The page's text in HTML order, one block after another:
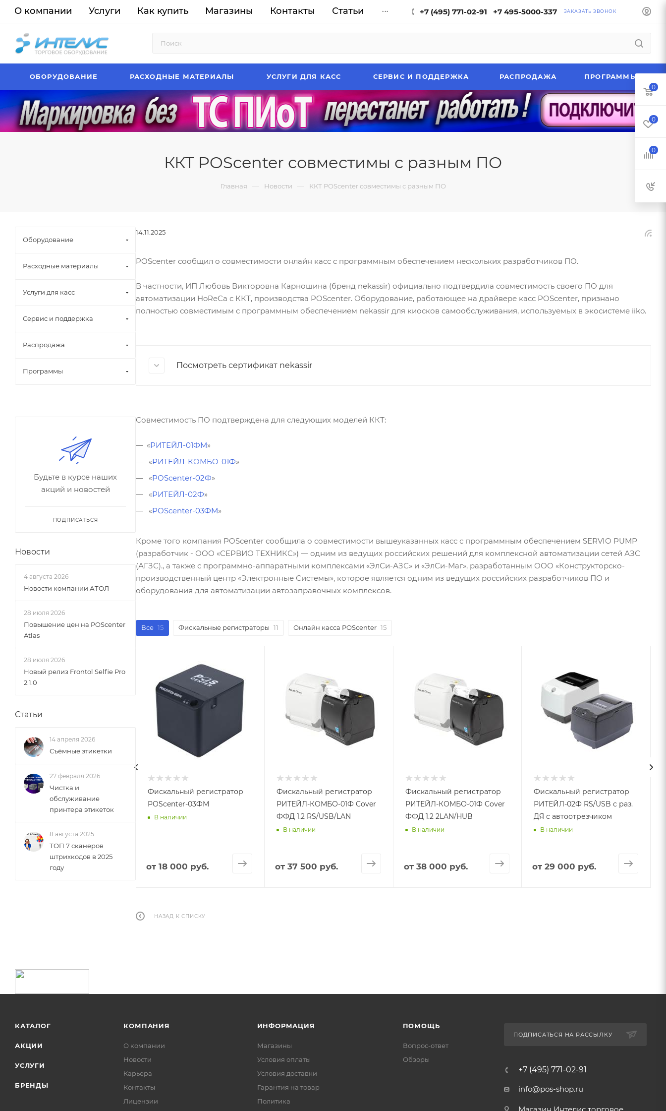
О компании Услуги Как купить Магазины Контакты Статьи ... +7 (495) 771-02-91 +7 495-5000-337 ЗАКАЗАТЬ ЗВОНОК
ОБОРУДОВАНИЕ РАСХОДНЫЕ МАТЕРИАЛЫ УСЛУГИ ДЛЯ КАСС СЕРВИС И ПОДДЕРЖКА РАСПРОДАЖА ПРОГРАММЫ
ККТ POScenter совместимы с разным ПО
Главная — Новости — ККТ POScenter совместимы с разным ПО
14.11.2025
POScenter сообщил о совместимости онлайн касс с программным обеспечением нескольких разработчиков ПО.
В частности, ИП Любовь Викторовна Карношина (бренд nekassir) официально подтвердила совместимость своего ПО для
автоматизации HoReCa с ККТ, производства POScenter. Оборудование, работающее на драйвере касс POScenter, признано
полностью совместимым с программным обеспечением nekassir для киосков самообслуживания, используемых в экосистеме iiko.
Посмотреть сертификат nekassir
Совместимость ПО подтверждена для следующих моделей ККТ:
«РИТЕЙЛ-01ФМ»
«РИТЕЙЛ-КОМБО-01Ф»
«POScenter-02Ф»
«РИТЕЙЛ-02Ф»
«POScenter-03ФМ»
Кроме того компания POScenter сообщила о совместимости вышеуказанных касс с программным обеспечением SERVIO PUMP
(разработчик - ООО «СЕРВИО ТЕХНИКС») — одним из ведущих российских решений для комплексной автоматизации сетей АЗС
(АГЗС)., а также с программно-аппаратными комплексами «ЭлСи-АЗС» и «ЭлСи-Маг», разработанным ООО «Конструкторско-
производственный центр «Электронные Системы», которое является одним из ведущих российских разработчиков ПО и
оборудования для автоматизации автозаправочных комплексов.
Все 15 Фискальные регистраторы 11 Онлайн касса POScenter 15
Фискальный регистратор
POScenter-03ФМ
В наличии
от 18 000 руб.
Фискальный регистратор
РИТЕЙЛ-КОМБО-01Ф Cover
ФФД 1.2 RS/USB/LAN
В наличии
от 37 500 руб.
Фискальный регистратор
РИТЕЙЛ-КОМБО-01Ф Cover
ФФД 1.2 2LAN/HUB
В наличии
от 38 000 руб.
Фискальный регистратор
РИТЕЙЛ-02Ф RS/USB с раз.
ДЯ с автоотрезчиком
В наличии
от29 000 руб.
НАЗАД К СПИСКУ
Оборудование
Расходные материалы
Услуги для касс
Сервис и поддержка
Распродажа
Программы
Будьте в курсе наших
акций и новостей
ПОДПИСАТЬСЯ
Новости
4 августа 2026
Новости компании АТОЛ
28 июля 2026
Повышение цен на POScenter
Atlas
28 июля 2026
Новый релиз Frontol Selfie Pro
2.1.0
Статьи
14 апреля 2026
Съёмные этикетки
27 февраля 2026
Чистка и
обслуживание
принтера этикеток
8 августа 2025
ТОП 7 сканеров
штрихкодов в 2025
году
КАТАЛОГ
АКЦИИ
УСЛУГИ
БРЕНДЫ
КОМПАНИЯ
О компании
Новости
Карьера
Контакты
Лицензии
ИНФОРМАЦИЯ
Магазины
Условия оплаты
Условия доставки
Гарантия на товар
Политика
ПОМОЩЬ
Вопрос-ответ
Обзоры
ПОДПИСАТЬСЯ НА РАССЫЛКУ
+7 (495) 771-02-91
info@pos-shop.ru
Магазин Интелис торговое
0
0
0